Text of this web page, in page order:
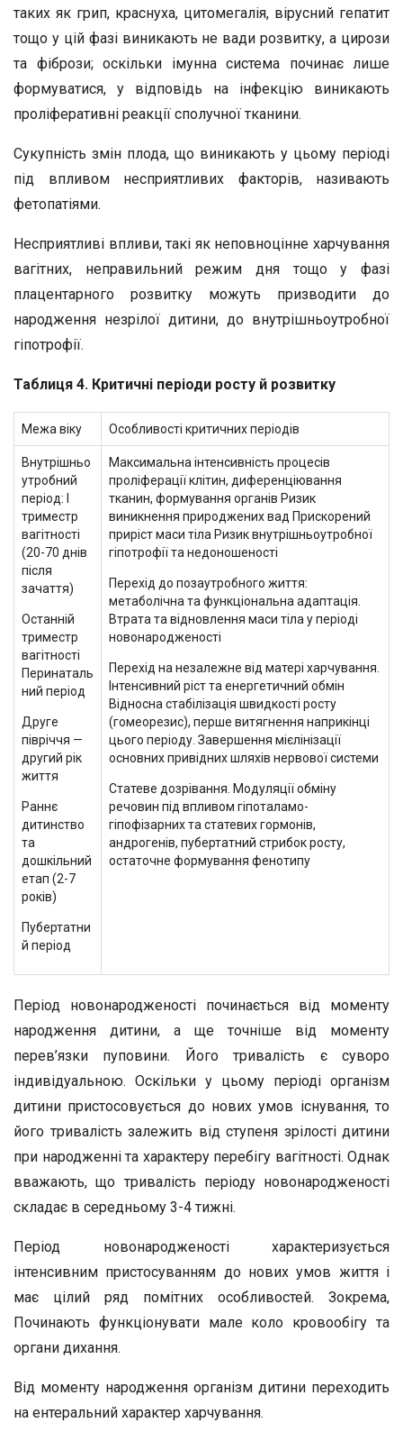
таких як грип, краснуха, цитомегалія, вірусний гепатит
тощо у цій фазі виникають не вади розвитку, а цирози
та фібрози; оскільки імунна система починає лише
формуватися, у відповідь на інфекцію виникають
проліферативні реакції сполучної тканини.
Сукупність змін плода, що виникають у цьому періоді
під впливом несприятливих факторів, називають
фетопатіями.
Несприятливі впливи, такі як неповноцінне харчування
вагітних, неправильний режим дня тощо у фазі
плацентарного розвитку можуть призводити до
народження незрілої дитини, до внутрішньоутробної
гіпотрофії.
Таблиця 4. Критичні періоди росту й розвитку
Межа віку Особливості критичних періодів
Внутрішньо
утробний
період: І
триместр
вагітності
(20-70 днів
після
зачаття)
Останній
триместр
вагітності
Перинаталь
ний період
Друге
півріччя —
другий рік
життя
Раннє
дитинство
та
дошкільний
етап (2-7
років)
Пубертатни
й період
Максимальна інтенсивність процесів
проліферації клітин, диференціювання
тканин, формування органів Ризик
виникнення природжених вад Прискорений
приріст маси тіла Ризик внутрішньоутробної
гіпотрофії та недоношеності
Перехід до позаутробного життя:
метаболічна та функціональна адаптація.
Втрата та відновлення маси тіла у періоді
новонародженості
Перехід на незалежне від матері харчування.
Інтенсивний ріст та енергетичний обмін
Відносна стабілізація швидкості росту
(гомеорезис), перше витягнення наприкінці
цього періоду. Завершення мієлінізації
основних привідних шляхів нервової системи
Статеве дозрівання. Модуляції обміну
речовин під впливом гіпоталамо-
гіпофізарних та статевих гормонів,
андрогенів, пубертатний стрибок росту,
остаточне формування фенотипу
Період новонародженості починається від моменту
народження дитини, а ще точніше від моменту
перев’язки пуповини. Його тривалість є суворо
індивідуальною. Оскільки у цьому періоді організм
дитини пристосовується до нових умов існування, то
його тривалість залежить від ступеня зрілості дитини
при народженні та характеру перебігу вагітності. Однак
вважають, що тривалість періоду новонародженості
складає в середньому 3-4 тижні.
Період новонародженості характеризується
інтенсивним пристосуванням до нових умов життя і
має цілий ряд помітних особливостей. Зокрема,
Починають функціонувати мале коло кровообігу та
органи дихання.
Від моменту народження організм дитини переходить
на ентеральний характер харчування.